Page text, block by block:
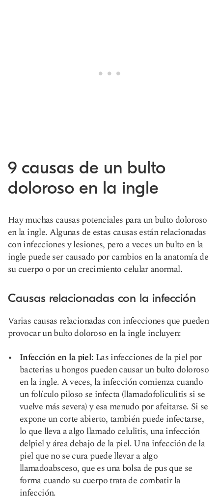
9 causas de un bulto
doloroso en la ingle
Hay muchas causas potenciales para un bulto doloroso
en la ingle. Algunas de estas causas están relacionadas
con infecciones y lesiones, pero a veces un bulto en la
ingle puede ser causado por cambios en la anatomía de
su cuerpo o por un crecimiento celular anormal.
Causas relacionadas con la infección
Varias causas relacionadas con infecciones que pueden
provocar un bulto doloroso en la ingle incluyen:
Infección en la piel: Las infecciones de la piel por
bacterias u hongos pueden causar un bulto doloroso
en la ingle. A veces, la infección comienza cuando
un folículo piloso se infecta (llamadofoliculitis si se
vuelve más severa) y esa menudo por afeitarse. Si se
expone un corte abierto, también puede infectarse,
lo que lleva a algo llamado celulitis, una infección
delpiel y área debajo de la piel. Una infección de la
piel que no se cura puede llevar a algo
llamadoabsceso,que es una bolsa de pus que se
forma cuando su cuerpo trata de combatir la
infección.